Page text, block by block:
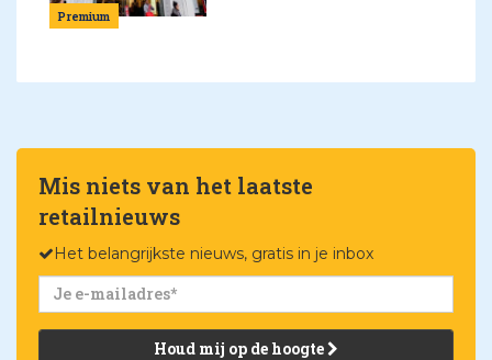
Premium
Mis niets van het laatste
retailnieuws
Het belangrijkste nieuws, gratis in je inbox
Houd mij op de hoogte